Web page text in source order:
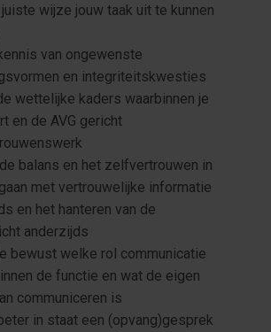
wijze jouw taak uit te kunnen
van ongewenste
en integriteitskwesties
wettelijke kaders waarbinnen je
en de AVG gericht
balans en het zelfvertrouwen in
met vertrouwelijke informatie
en het hanteren van de
anderzijds
bewust welke rol communicatie
de functie en wat de eigen
communiceren is
in staat een (opvang)gesprek